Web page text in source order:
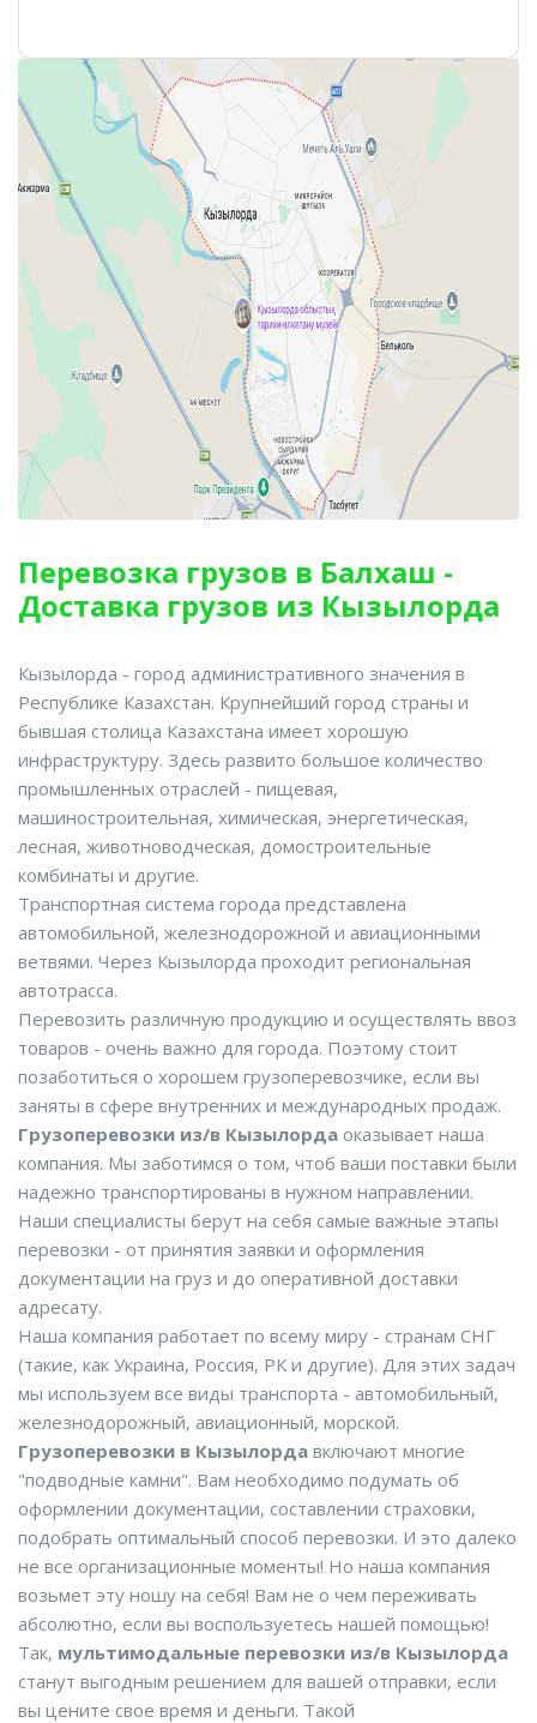
Перевозка грузов в Балхаш -
Доставка грузов из Кызылорда
Кызылорда - город административного значения в
Республике Казахстан. Крупнейший город страны и
бывшая столица Казахстана имеет хорошую
инфраструктуру. Здесь развито большое количество
промышленных отраслей - пищевая,
машиностроительная, химическая, энергетическая,
лесная, животноводческая, домостроительные
комбинаты и другие.
Транспортная система города представлена
автомобильной, железнодорожной и авиационными
ветвями. Через Кызылорда проходит региональная
автотрасса.
Перевозить различную продукцию и осуществлять ввоз
товаров - очень важно для города. Поэтому стоит
позаботиться о хорошем грузоперевозчике, если вы
заняты в сфере внутренних и международных продаж.
Грузоперевозки из/в Кызылорда оказывает наша
компания. Мы заботимся о том, чтоб ваши поставки были
надежно транспортированы в нужном направлении.
Наши специалисты берут на себя самые важные этапы
перевозки - от принятия заявки и оформления
документации на груз и до оперативной доставки
адресату.
Наша компания работает по всему миру - странам СНГ
(такие, как Украина, Россия, РК и другие). Для этих задач
мы используем все виды транспорта - автомобильный,
железнодорожный, авиационный, морской.
Грузоперевозки в Кызылорда включают многие
"подводные камни". Вам необходимо подумать об
оформлении документации, составлении страховки,
подобрать оптимальный способ перевозки. И это далеко
не все организационные моменты! Но наша компания
возьмет эту ношу на себя! Вам не о чем переживать
абсолютно, если вы воспользуетесь нашей помощью!
Так, мультимодальные перевозки из/в Кызылорда
станут выгодным решением для вашей отправки, если
вы цените свое время и деньги. Такой